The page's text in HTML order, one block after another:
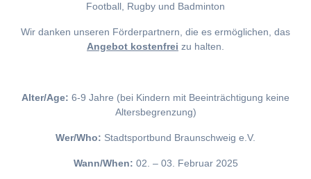
Football, Rugby und Badminton
Wir danken unseren Förderpartnern, die es ermöglichen, das
Angebot kostenfrei zu halten.
Alter/Age: 6-9 Jahre (bei Kindern mit Beeinträchtigung keine
Altersbegrenzung)
Wer/Who: Stadtsportbund Braunschweig e.V.
Wann/When: 02. – 03. Februar 2025